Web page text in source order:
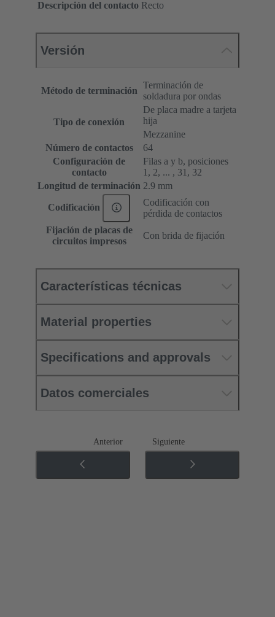
Descripción del contacto Recto
Versión
Método de terminación
Terminación de
soldadura por ondas
Tipo de conexión
De placa madre a tarjeta
hija
Mezzanine
Número de contactos
64
Configuración de
contacto
Filas a y b, posiciones
1, 2, ... , 31, 32
Longitud de terminación 2.9 mm
Codificación
Codificación con
pérdida de contactos
Fijación de placas de
circuitos impresos
Con brida de fijación
Características técnicas
Material properties
Specifications and approvals
Datos comerciales
Anterior Siguiente